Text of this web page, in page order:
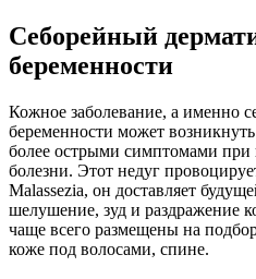
Себорейный
беременности
Кожное заболевание, а именно
беременности может
более острыми симптомами
болезни. Этот недуг
Malassezia, он доставляет
шелушение, зуд и раздражение
чаще всего размещены на
коже под волосами, спине.